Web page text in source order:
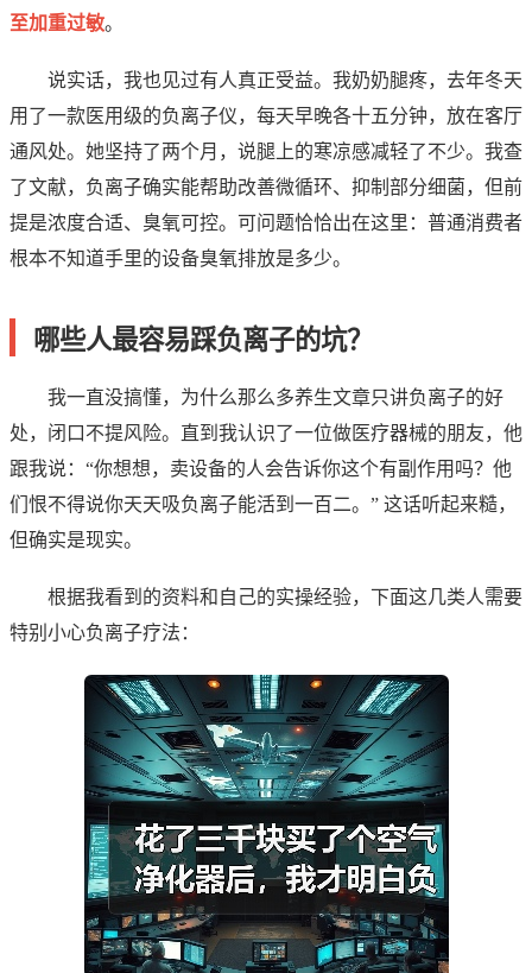
至加重过敏。
说实话，我也见过有人真正受益。我奶奶腿疼，去年冬天
用了一款医用级的负离子仪，每天早晚各十五分钟，放在客厅
通风处。她坚持了两个月，说腿上的寒凉感减轻了不少。我查
了文献，负离子确实能帮助改善微循环、抑制部分细菌，但前
提是浓度合适、臭氧可控。可问题恰恰出在这里：普通消费者
根本不知道手里的设备臭氧排放是多少。
哪些人最容易踩负离子的坑？
我一直没搞懂，为什么那么多养生文章只讲负离子的好
处，闭口不提风险。直到我认识了一位做医疗器械的朋友，他
跟我说：“你想想，卖设备的人会告诉你这个有副作用吗？他
们恨不得说你天天吸负离子能活到一百二。” 这话听起来糙，
但确实是现实。
根据我看到的资料和自己的实操经验，下面这几类人需要
特别小心负离子疗法：